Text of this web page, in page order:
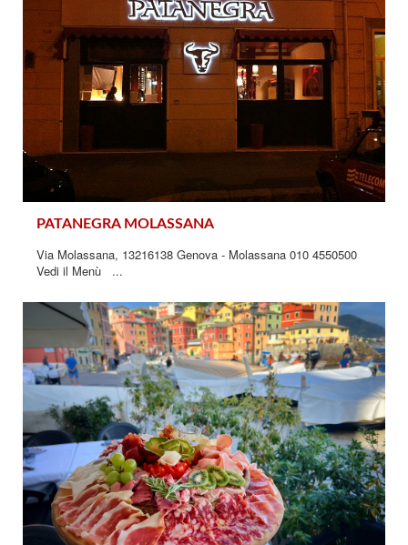
PATANEGRA MOLASSANA
Via Molassana, 13216138 Genova - Molassana 010 4550500
Vedi il Menù ...